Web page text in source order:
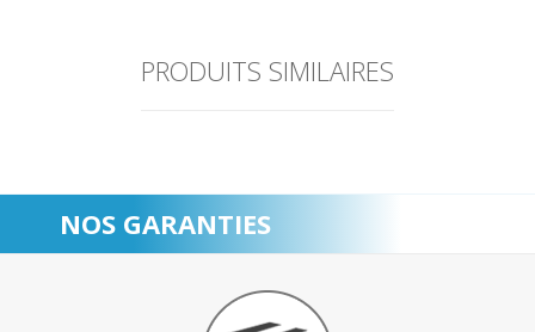
PRODUITS SIMILAIRES
NOS GARANTIES